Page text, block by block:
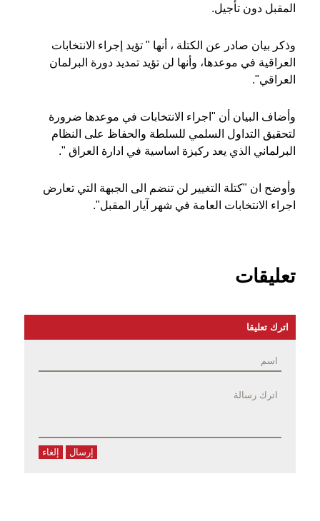
المقبل دون تأجيل.
وذكر بيان صادر عن الكتلة ، أنها " تؤيد إجراء الانتخابات
العراقية في موعدها، وأنها لن تؤيد تمديد دورة البرلمان
العراقي".
وأضاف البيان أن "اجراء الانتخابات في موعدها ضرورة
لتحقيق التداول السلمي للسلطة والحفاظ على النظام
البرلماني الذي يعد ركيزة اساسية في ادارة العراق ".
وأوضح ان "كتلة التغيير لن تنضم الى الجبهة التي تعارض
اجراء الانتخابات العامة في شهر آيار المقبل".
تعليقات
اترك تعليقا
إرسال إلغاء